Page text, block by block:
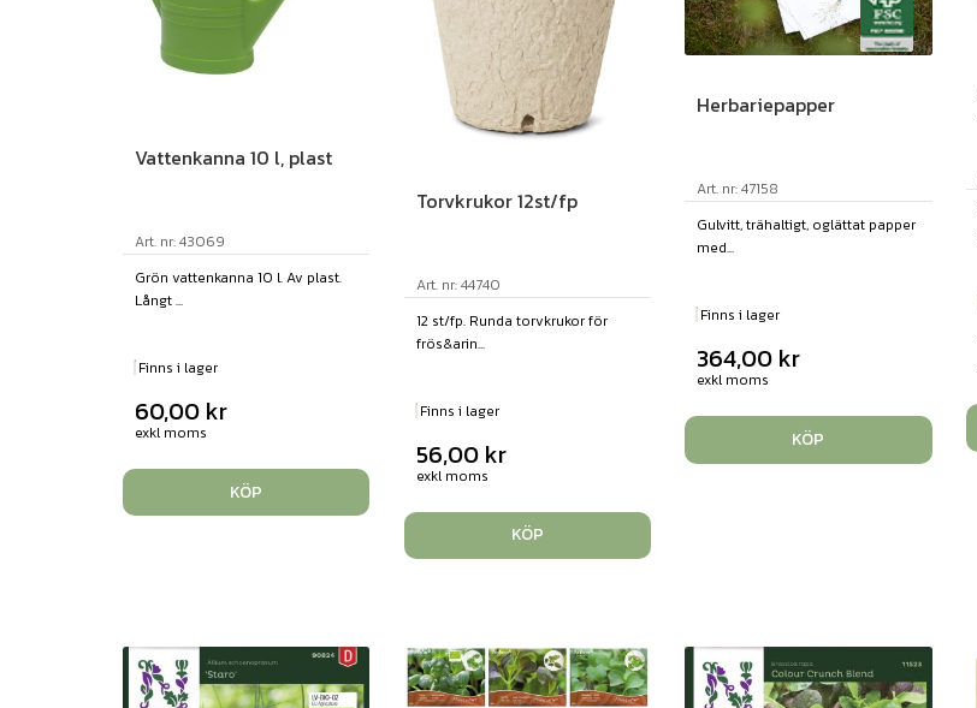
Vattenkanna 10 l, plast
Art. nr: 43069
Grön vattenkanna 10 l. Av plast.
Långt ...
Finns i lager
60,00 kr
exkl moms
KÖP
Torvkrukor 12st/fp
Art. nr: 44740
12 st/fp. Runda torvkrukor för
frös&arin...
Finns i lager
56,00 kr
exkl moms
KÖP
Herbariepapper
Art. nr: 47158
Gulvitt, trähaltigt, oglättat papper
med...
Finns i lager
364,00 kr
exkl moms
KÖP